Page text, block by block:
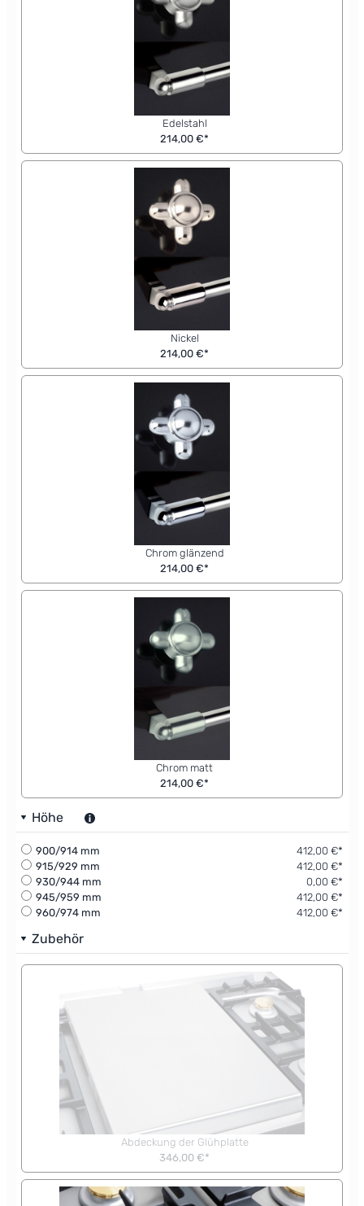
Edelstahl
214,00 €*
Nickel
214,00 €*
Chrom glänzend
214,00 €*
Chrom matt
214,00 €*
Höhe
900/914 mm
412,00 €*
915/929 mm
412,00 €*
930/944 mm
0,00 €*
945/959 mm
412,00 €*
960/974 mm
412,00 €*
Zubehör
Abdeckung der Glühplatte
346,00 €*